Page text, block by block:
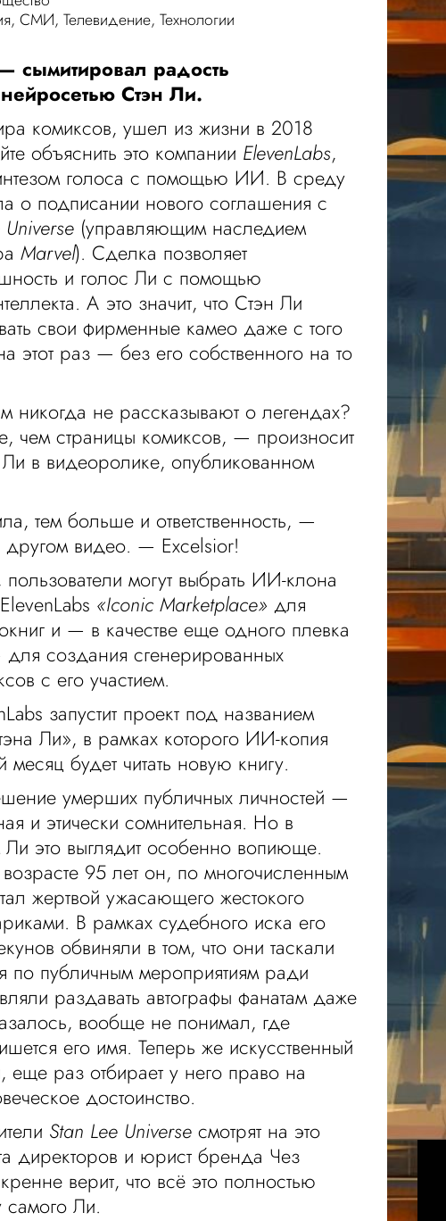
,СМИ,Телевидение,Технологии
сымитировал радость
Стэн Ли.
комиксов, ушел из жизни в 2018
объяснить это компании ElevenLabs,
голоса с помощью ИИ. В среду
о подписании нового соглашения с
(управляющим наследием
Marvel). Сделка позволяет
и голос Ли с помощью
А это значит, что Стэн Ли
свои фирменные камео даже с того
этот раз — без его собственного на то
никогда не рассказывают о легендах?
чем страницы комиксов, — произносит
в видеоролике, опубликованном
тем больше и ответственность, —
другом видео. — Excelsior!
могут выбрать ИИ-клона
«Iconic Marketplace»для
и — в качестве еще одного плевка
создания сгенерированных
с его участием.
запустит проект под названием
Ли», в рамках которого ИИ-копия
будет читать новую книгу.
умерших публичных личностей —
и этически сомнительная. Но в
это выглядит особенно вопиюще.
95 лет он, по многочисленным
жертвой ужасающего жестокого
В рамках судебного иска его
обвиняли в том, что они таскали
по публичным мероприятиям ради
раздавать автографы фанатам даже
вообще не понимал, где
его имя. Теперь же искусственный
еще раз отбирает у него право на
достоинство.
Stan Lee Universeсмотрят на это
директоров и юрист бренда Чез
верит, что всё это полностью
самого Ли.